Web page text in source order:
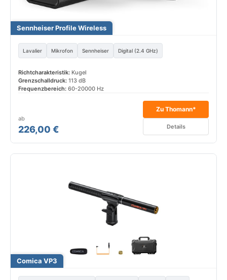
Sennheiser Profile Wireless
Lavalier Mikrofon Sennheiser Digital (2.4 GHz)
Richtcharakteristik: Kugel
Grenzschalldruck: 113 dB
Frequenzbereich: 60-20000 Hz
ab
226,00 €
Zu Thomann*
Details
Comica VP3